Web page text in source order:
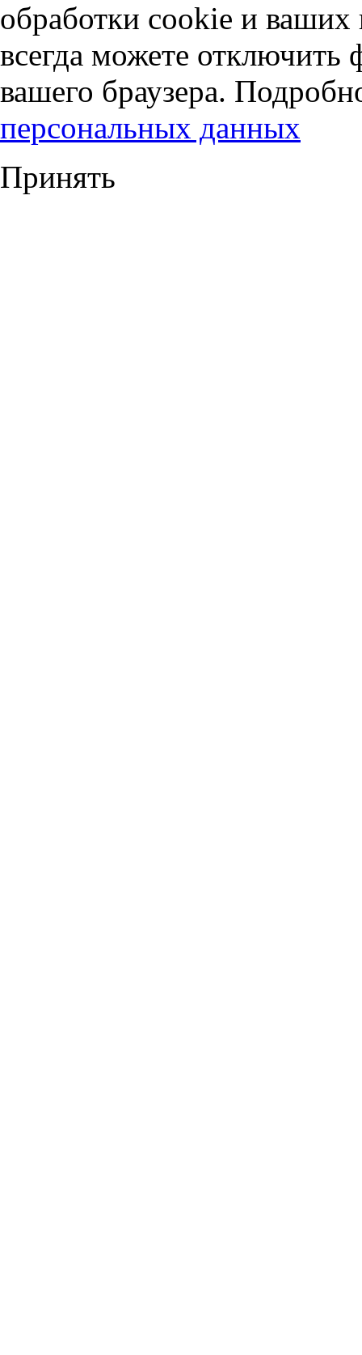
обработки cookie и
всегда можете отключить
вашего браузера.
персональных данных
Принять